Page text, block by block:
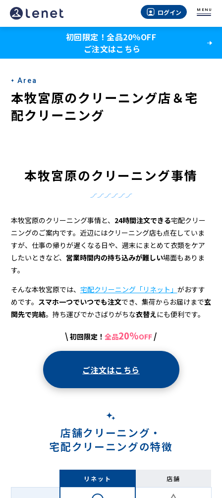
本
牧
原
の
ク
リ
＆
宅
配
ク
リ
ー
ログイン MENU
初回限定！全品20％OFF
ご注文はこちら
Area
本牧宮原のクリーニング店＆宅
配クリーニング
本牧宮原のクリーニング事情
本牧宮原のクリーニング事情と、 24時間注文できる宅配クリー
ニングのご案内です。近辺にはクリーニング店も点在していま
すが、仕事の帰りが遅くなる日や、週末にまとめて衣類をケア
したいときなど、 営業時間内の持ち込みが難しい場面もありま
す。
そんな本牧宮原では、 宅配クリーニング「リネット」 がおすす
めです。 スマホ一つでいつでも注文でき、集荷からお届けまで玄
関先で完結。持ち運びでかさばりがちな衣替えにも便利です。
\ 初回限定！ 全品20%OFF /
ご注文はこちら
店舗クリーニング・
宅配クリーニングの特徴
リネット 店舗